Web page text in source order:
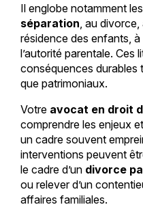
Il englobe notamment les
séparation , au divorce,
résidence des enfants,
l’autorité parentale. Ces
conséquences durables
que patrimoniaux.
Votre avocat en droit
comprendre les enjeux
un cadre souvent
interventions peuvent
le cadre d’un divorce
ou relever d’un
affaires familiales.